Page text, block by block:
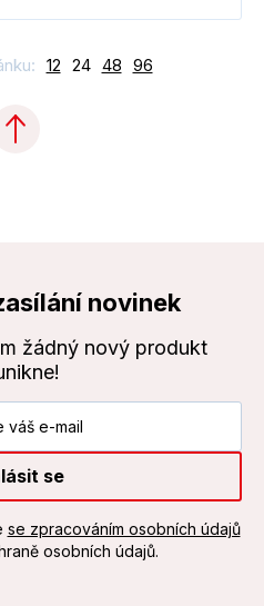
12 24 48 96
novinek
žádný nový produkt
se
se zpracováním osobních údajů
osobních údajů.